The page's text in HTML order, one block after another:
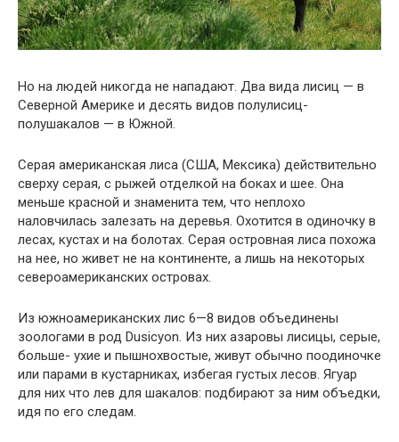
Но на людей никогда не нападают. Два вида лисиц — в
Северной Америке и десять видов полулисиц-
полушакалов — в Южной.
Серая американская лиса (США, Мексика) действительно
сверху серая, с рыжей отделкой на боках и шее. Она
меньше красной и знаменита тем, что неплохо
наловчилась залезать на деревья. Охотится в одиночку в
лесах, кустах и на болотах. Серая островная лиса похожа
на нее, но живет не на континенте, а лишь на некоторых
североамериканских островах.
Из южноамериканских лис 6—8 видов объединены
зоологами в род Dusicyon. Из них азаровы лисицы, серые,
больше- ухие и пышнохвостые, живут обычно поодиночке
или парами в кустарниках, избегая густых лесов. Ягуар
для них что лев для шакалов: подбирают за ним объедки,
идя по его следам.